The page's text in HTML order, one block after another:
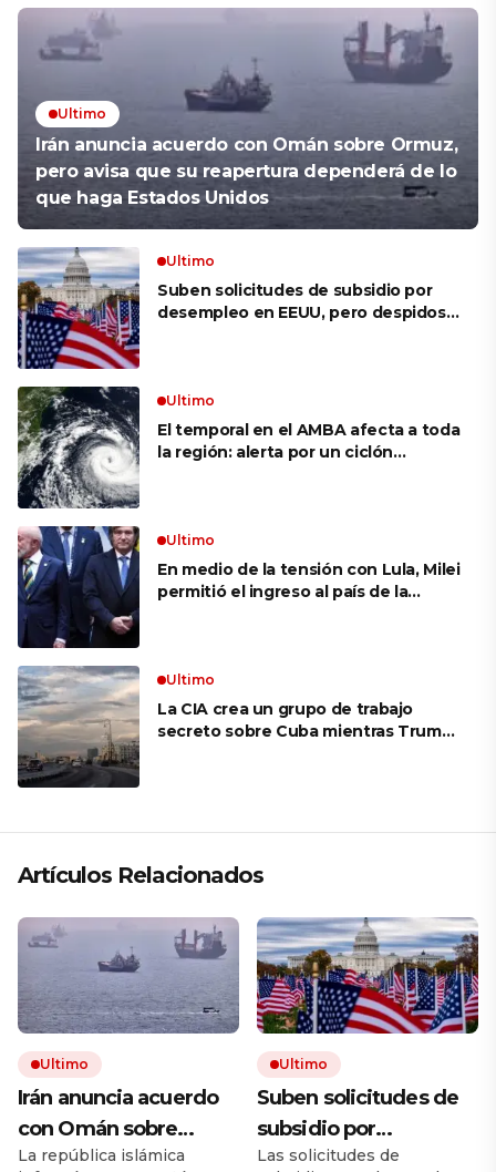
Ultimo
Irán anuncia acuerdo con Omán sobre Ormuz,
pero avisa que su reapertura dependerá de lo
que haga Estados Unidos
Ultimo
Suben solicitudes de subsidio por
desempleo en EEUU, pero despidos
Ultimo
El temporal en el AMBA afecta a toda
la región: alerta por un ciclón
Ultimo
En medio de la tensión con Lula, Milei
permitió el ingreso al país de la
Ultimo
La CIA crea un grupo de trabajo
secreto sobre Cuba mientras Trump
Artículos Relacionados
Ultimo
Irán anuncia acuerdo
con Omán sobre
Ormuz, pero avisa que
La república islámica
Ultimo
Suben solicitudes de
subsidio por
desempleo en EEUU,
Las solicitudes de